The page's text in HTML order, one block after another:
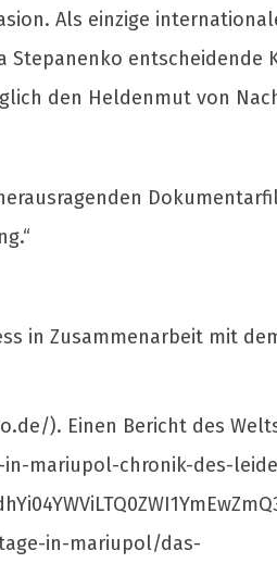
Als einzige
den Heldenmut von
in Zusammenarbeit mit
). Einen Bericht des
mariupol-chronik-des-
in-mariupol/das-